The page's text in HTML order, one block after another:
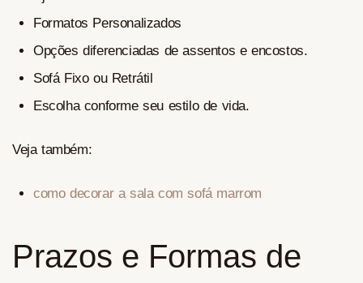
Formatos Personalizados
Opções diferenciadas de assentos e encostos.
Sofá Fixo ou Retrátil
Escolha conforme seu estilo de vida.
Veja também:
como decorar a sala com sofá marrom
Prazos e Formas de